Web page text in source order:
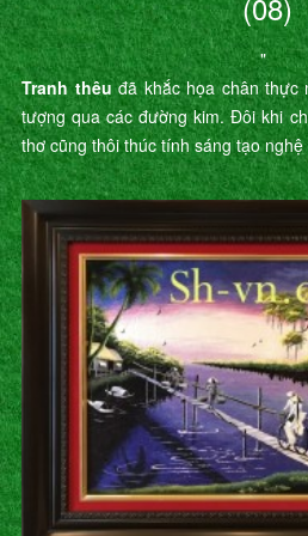
"
Tranh thêuđã khắc họa chân thực
tượng qua các đường kim. Đôi khi
thơ cũng thôi thúc tính sáng tạo